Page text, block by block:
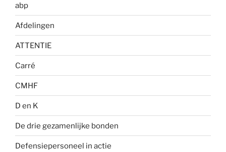
abp
Afdelingen
ATTENTIE
Carré
CMHF
D en K
De drie gezamenlijke bonden
Defensiepersoneel in actie